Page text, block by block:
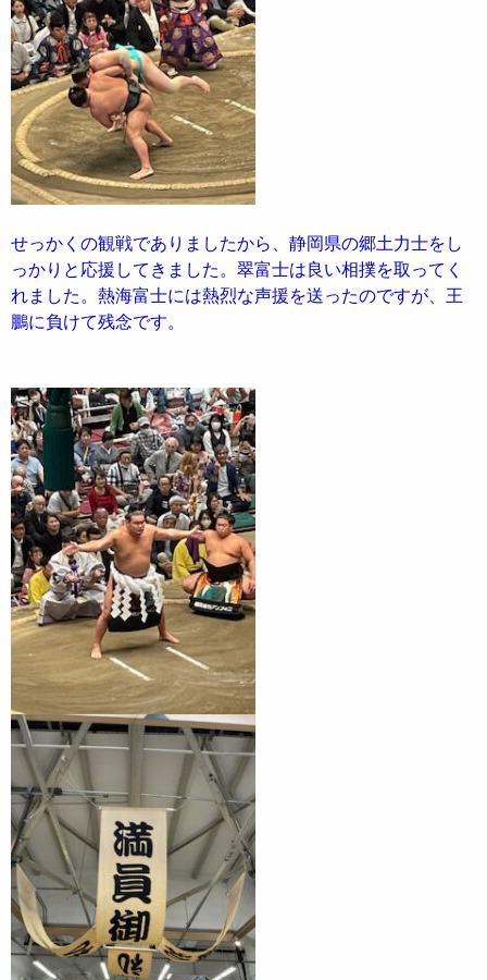
せっかくの観戦でありましたから、静岡県の郷土力士をし
っかりと応援してきました。翠富士は良い相撲を取ってく
れました。熱海富士には熱烈な声援を送ったのですが、王
鵬に負けて残念です。